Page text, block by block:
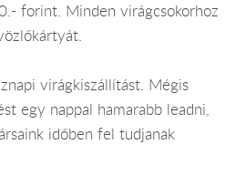
forint. Minden virágcsokorhoz
virágkiszállítást. Mégis
egy nappal hamarabb leadni,
időben fel tudjanak